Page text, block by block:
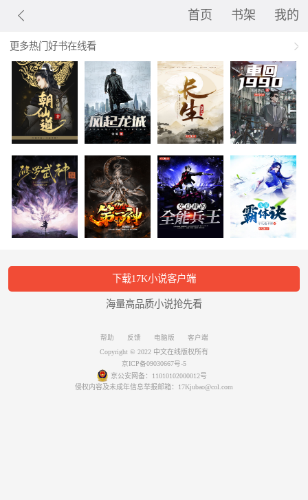
首页 书架 我的
更多热门好书在线看
下载17K小说客户端
海量高品质小说抢先看
帮助 反馈 电脑版
客户端
Copyright © 2022 中文在线版权所有
京ICP备09030667号-5
京公安网备：11010102000012号
侵权内容及未成年信息举报邮箱：17Kjubao@col.com